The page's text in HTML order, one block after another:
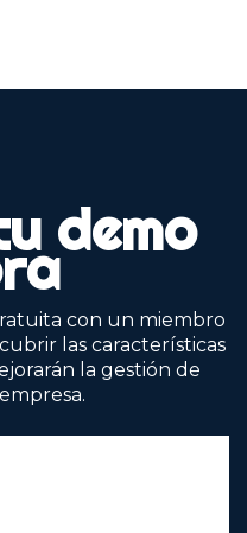
demo
con un miembro
las características
la gestión de